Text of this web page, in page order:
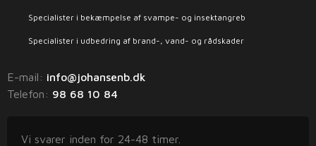
Specialister i bekæmpelse af svampe- og insektangreb
Specialister i udbedring af brand-, vand- og rådskader
E-mail: info@johansenb.dk
Telefon: ​ 98 68 10 84
Vi svarer inden for 24-48 timer.​